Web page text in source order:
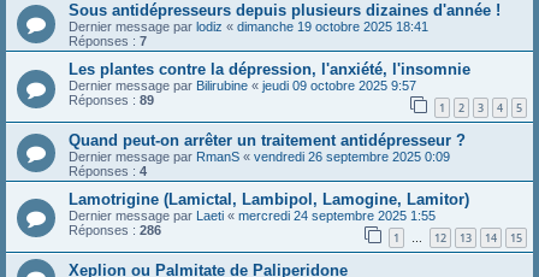
Sous antidépresseurs depuis plusieurs dizaines d'année !
Dernier message par lodiz « dimanche 19 octobre 2025 18:41
Réponses : 7
Les plantes contre la dépression, l'anxiété, l'insomnie
Dernier message par Bilirubine « jeudi 09 octobre 2025 9:57
Réponses : 89 1 2 3 4 5
Quand peut-on arrêter un traitement antidépresseur ?
Dernier message par RmanS « vendredi 26 septembre 2025 0:09
Réponses : 4
Lamotrigine (Lamictal, Lambipol, Lamogine, Lamitor)
Dernier message par Laeti « mercredi 24 septembre 2025 1:55
Réponses : 286 1 … 12 13 14 15
Xeplion ou Palmitate de Paliperidone